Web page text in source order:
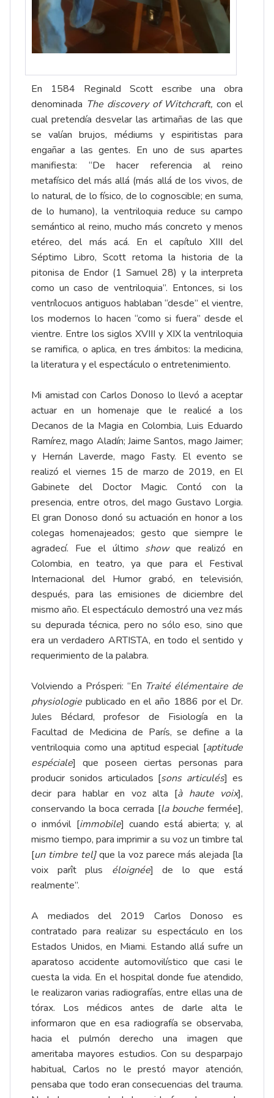
En 1584 Reginald Scott escribe una obra
denominada The discovery of Witchcraft,con el
cual pretendía desvelar las artimañas de las que
se valían brujos, médiums y espiritistas para
engañar a las gentes. En uno de sus apartes
manifiesta: “De hacer referencia al reino
metafísico del más allá (más allá de los vivos, de
lo natural, de lo físico, de lo cognoscible; en suma,
de lo humano), la ventriloquia reduce su campo
semántico al reino, mucho más concreto y menos
etéreo, del más acá. En el capítulo XIII del
Séptimo Libro, Scott retoma la historia de la
pitonisa de Endor (1 Samuel 28) y la interpreta
como un caso de ventriloquia”. Entonces, si los
ventrílocuos antiguos hablaban “desde” el vientre,
los modernos lo hacen “como si fuera” desde el
vientre. Entre los siglos XVIII y XIX la ventriloquia
se ramifica, o aplica, en tres ámbitos: la medicina,
la literatura y el espectáculo o entretenimiento.
Mi amistad con Carlos Donoso lo llevó a aceptar
actuar en un homenaje que le realicé a los
Decanos de la Magia en Colombia, Luis Eduardo
Ramírez, mago Aladín; Jaime Santos, mago Jaimer;
y Hernán Laverde, mago Fasty. El evento se
realizó el viernes 15 de marzo de 2019, en El
Gabinete del Doctor Magic. Contó con la
presencia, entre otros, del mago Gustavo Lorgia.
El gran Donoso donó su actuación en honor a los
colegas homenajeados; gesto que siempre le
agradecí. Fue el último showque realizó en
Colombia, en teatro, ya que para el Festival
Internacional del Humor grabó, en televisión,
después, para las emisiones de diciembre del
mismo año. El espectáculo demostró una vez más
su depurada técnica, pero no sólo eso, sino que
era un verdadero ARTISTA, en todo el sentido y
requerimiento de la palabra.
Volviendo a Prósperi: “En Traité élémentaire de
physiologie publicado en el año 1886 por el Dr.
Jules Béclard, profesor de Fisiología en la
Facultad de Medicina de París, se define a la
ventriloquia como una aptitud especial [aptitude
espéciale] que poseen ciertas personas para
producir sonidos articulados [sons articulés] es
decir para hablar en voz alta [à haute voix],
conservando la boca cerrada [la bouche fermée],
o inmóvil [immobile] cuando está abierta; y, al
mismo tiempo, para imprimir a su voz un timbre tal
[un timbre tel]que la voz parece más alejada [la
voix parît plus éloignée] de lo que está
realmente”.
A mediados del 2019 Carlos Donoso es
contratado para realizar su espectáculo en los
Estados Unidos, en Miami. Estando allá sufre un
aparatoso accidente automovilístico que casi le
cuesta la vida. En el hospital donde fue atendido,
le realizaron varias radiografías, entre ellas una de
tórax. Los médicos antes de darle alta le
informaron que en esa radiografía se observaba,
hacia el pulmón derecho una imagen que
ameritaba mayores estudios. Con su desparpajo
habitual, Carlos no le prestó mayor atención,
pensaba que todo eran consecuencias del trauma.